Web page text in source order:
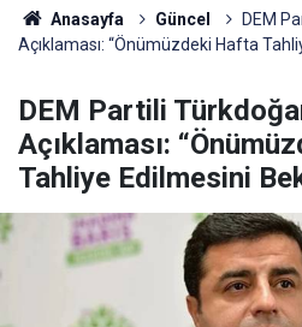
Anasayfa Güncel
DEM
Açıklaması: “Önümüzdeki Hafta
DEM Partili
Açıklaması:
Tahliye Edilmesini